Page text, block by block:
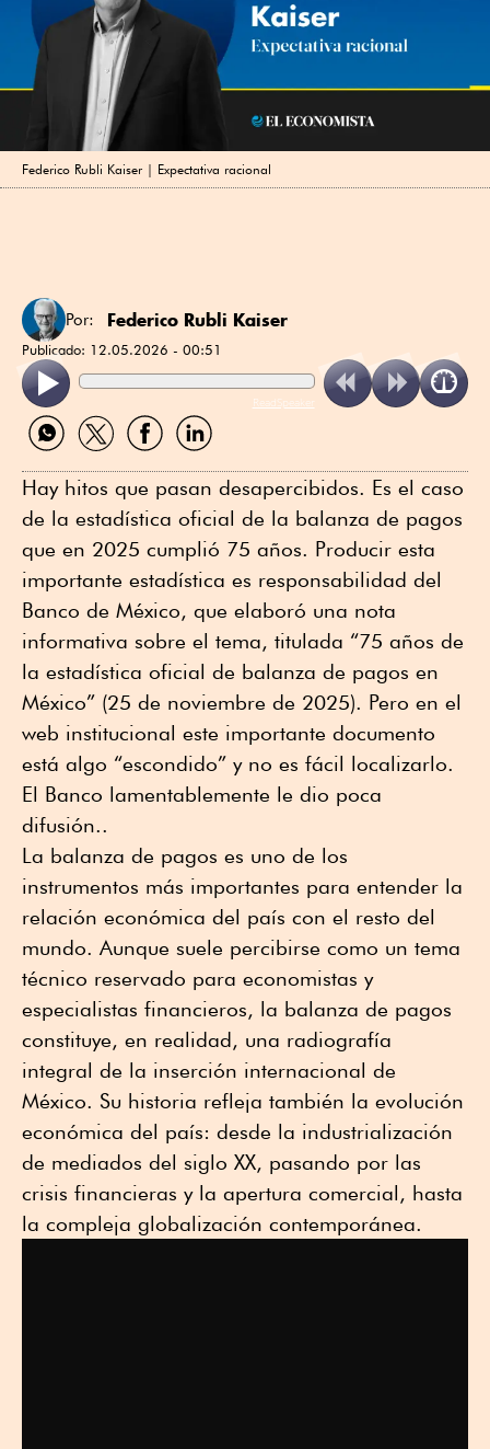
Federico Rubli Kaiser | Expectativa racional
Por: Federico Rubli Kaiser
Publicado: 12.05.2026 - 00:51
ReadSpeaker
Compartir
por
Compartir
por
Compartir
por
Compartir
por
Hay hitos que pasan desapercibidos. Es el caso
de la estadística oficial de la balanza de pagos
que en 2025 cumplió 75 años. Producir esta
importante estadística es responsabilidad del
Banco de México, que elaboró una nota
informativa sobre el tema, titulada “75 años de
la estadística oficial de balanza de pagos en
México” (25 de noviembre de 2025). Pero en el
web institucional este importante documento
está algo “escondido” y no es fácil localizarlo.
El Banco lamentablemente le dio poca
difusión..
La balanza de pagos es uno de los
instrumentos más importantes para entender la
relación económica del país con el resto del
mundo. Aunque suele percibirse como un tema
técnico reservado para economistas y
especialistas financieros, la balanza de pagos
constituye, en realidad, una radiografía
integral de la inserción internacional de
México. Su historia refleja también la evolución
económica del país: desde la industrialización
de mediados del siglo XX, pasando por las
crisis financieras y la apertura comercial, hasta
la compleja globalización contemporánea.